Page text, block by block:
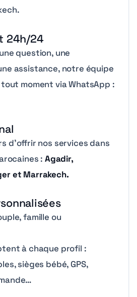
24h/24
question, une
assistance, notre équipe
moment via WhatsApp :
d’offrir nos services dans
: Agadir,
et Marrakech.
famille ou
à chaque profil :
sièges bébé, GPS,